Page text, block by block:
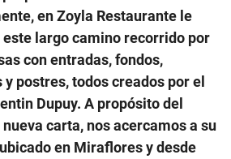
en Zoyla Restaurante le
este largo camino recorrido por
con entradas, fondos,
postres, todos creados por el
Dupuy. A propósito del
carta, nos acercamos a su
en Miraflores y desde